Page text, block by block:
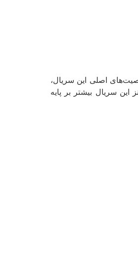
اصلی این سریال،
سریال بیشتر بر پایه